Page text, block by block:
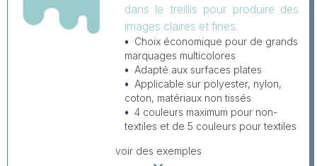
dans le treillis pour produire des
images claires et fines.
Choix économique pour de grands
marquages multicolores
Adapté aux surfaces plates
Applicable sur polyester, nylon,
coton, matériaux non tissés
4 couleurs maximum pour non-
textiles et de 5 couleurs pour textiles
voir des exemples